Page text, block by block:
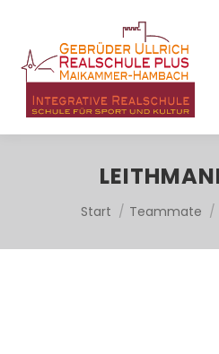
Sie befinden sich
Start Teammate